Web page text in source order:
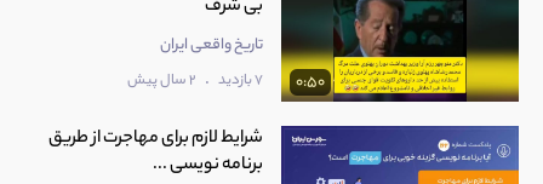
0:50
بی شرف
تاریخ واقعی ایران
7 بازدید . 2 سال پیش
شرایط لازم برای مهاجرت از طریق
برنامه نویسی ...